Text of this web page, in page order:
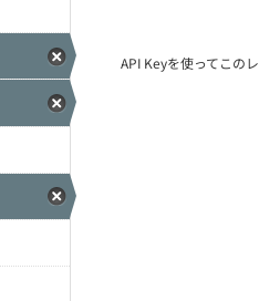
API Keyを使ってこの